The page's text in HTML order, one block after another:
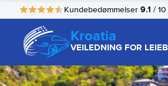
Kundebedømmelser 9.1 / 10
Kroatia
VEILEDNING FOR